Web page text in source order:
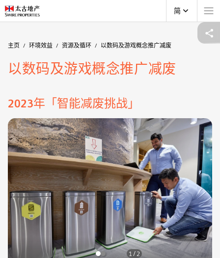
简
主页 环境效益 资源及循环 以数码及游戏概念推广减废
以数码及游戏概念推广减废
2023年「智能减废挑战」
1 / 2